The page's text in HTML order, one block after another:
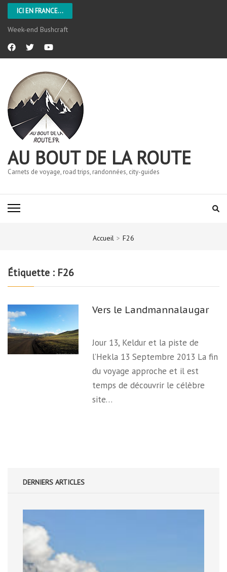
ICI EN FRANCE...
Week-end Bushcraft
AU BOUT DE LA ROUTE
Carnets de voyage, road trips, randonnées, city-guides
Accueil > F26
Étiquette : F26
Vers le Landmannalaugar
Jour 13, Keldur et la piste de
l’Hekla 13 Septembre 2013 La fin
du voyage approche et il est
temps de découvrir le célèbre
site…
DERNIERS ARTICLES